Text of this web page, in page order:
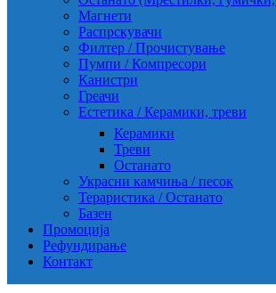
Магнети
Распрскувачи
Филтер / Прочистување
Пумпи / Компресори
Канистри
Греачи
Естетика / Керамики, треви
Керамики
Треви
Останато
Украсни камчиња / песок
Тераристика / Останато
Базен
Промоција
Рефундирање
Контакт